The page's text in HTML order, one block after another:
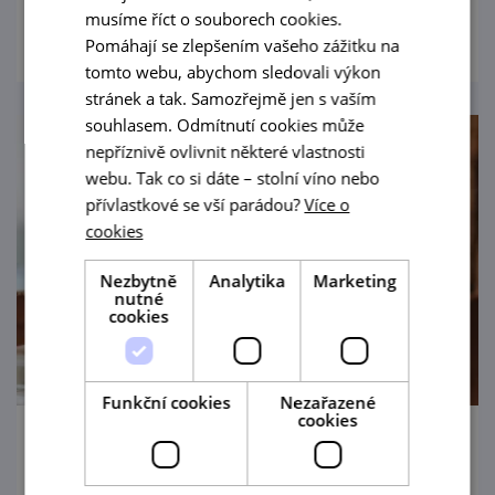
prohlédnout
Exkurze ve Vinařství Fučík
musíme říct o souborech cookies.
Pomáhají se zlepšením vašeho zážitku na
tomto webu, abychom sledovali výkon
stránek a tak. Samozřejmě jen s vaším
souhlasem. Odmítnutí cookies může
nepříznivě ovlivnit některé vlastnosti
webu. Tak co si dáte – stolní víno nebo
přívlastkové se vší parádou?Více o
cookies
Nezbytně
nutné
cookies
Analytika Marketing
Funkční cookies
Nezařazené
cookies